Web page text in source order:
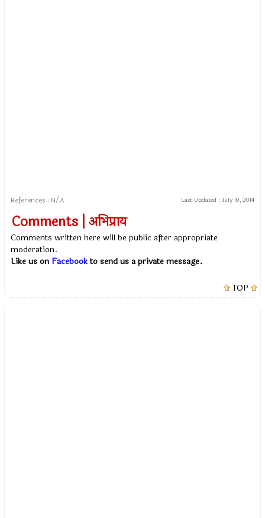
References : N/A Last Updated : July 10, 2014
Comments | अभिप्राय
Comments written here will be public after appropriate
moderation.
Like us on Facebookto send us a private message.
TOP